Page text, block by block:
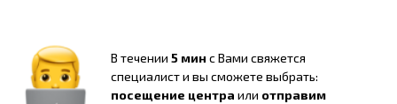
В течении 5 мин с Вами свяжется
специалист и вы сможете выбрать:
посещение центра или отправим